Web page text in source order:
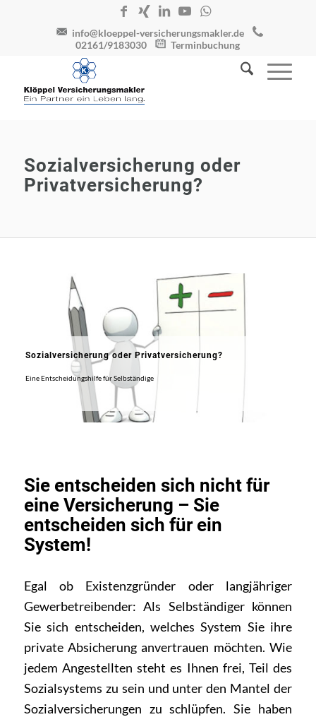
info@kloeppel-versicherungsmakler.de
02161/9183030
Terminbuchung
Sozialversicherung oder
Privatversicherung?
Sozialversicherung oder Privatversicherung?
Eine Entscheidungshilfe für Selbständige
Sie entscheiden sich nicht für
eine Versicherung – Sie
entscheiden sich für ein
System!
Egal ob Existenzgründer oder langjähriger
Gewerbetreibender: Als Selbständiger können
Sie sich entscheiden, welches System Sie ihre
private Absicherung anvertrauen möchten. Wie
jedem Angestellten steht es Ihnen frei, Teil des
Sozialsystems zu sein und unter den Mantel der
Sozialversicherungen zu schlüpfen. Sie haben